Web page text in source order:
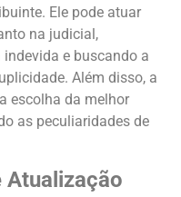
Ele pode atuar
na judicial,
e buscando a
Além disso, a
escolha da melhor
as peculiaridades de
Atualização